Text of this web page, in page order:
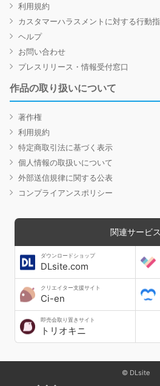
利用規約
カスタマーハラスメントに対する行動
ヘルプ
お問い合わせ
プレスリリース・情報受付窓口
作品の取り扱いについて
著作権
利用規約
特定商取引法に基づく表示
個人情報の取扱いについて
外部送信規律に関する公表
コンプライアンスポリシー
関連サービス
ダウンロードショップ
DLsite.com
クリエイター支援サイト
Ci-en
即売会取り置きサイト
トリオキニ
© DLsite